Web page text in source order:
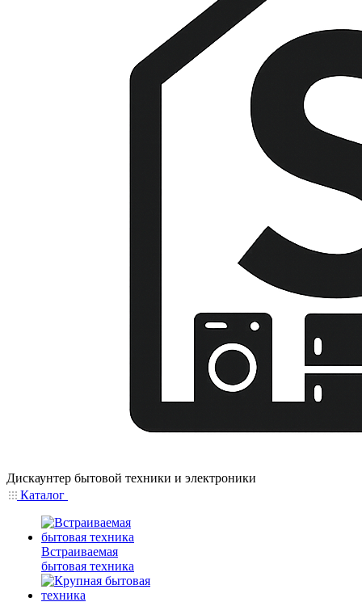
Дискаунтер бытовой техники и электроники
Каталог
Встраиваемая
бытовая техника